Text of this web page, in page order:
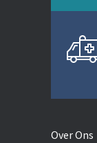
Over Ons